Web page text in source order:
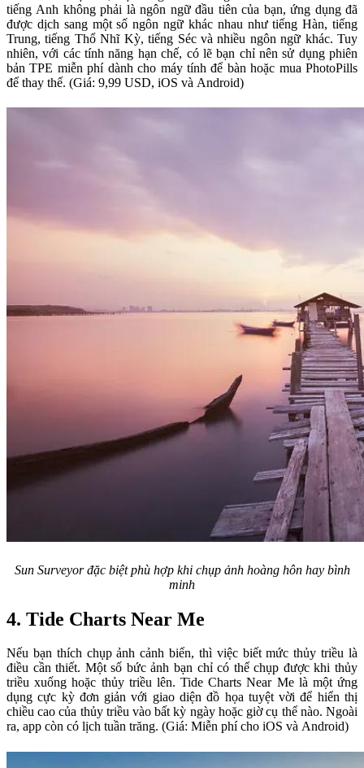
tiếng Anh không phải là ngôn ngữ đầu tiên của bạn, ứng dụng đã
được dịch sang một số ngôn ngữ khác nhau như tiếng Hàn, tiếng
Trung, tiếng Thổ Nhĩ Kỳ, tiếng Séc và nhiều ngôn ngữ khác. Tuy
nhiên, với các tính năng hạn chế, có lẽ bạn chỉ nên sử dụng phiên
bản TPE miễn phí dành cho máy tính để bàn hoặc mua PhotoPills
để thay thế. (Giá: 9,99 USD, iOS và Android)
Sun Surveyor đặc biệt phù hợp khi chụp ảnh hoàng hôn hay bình
minh
4. Tide Charts Near Me
Nếu bạn thích chụp ảnh cảnh biển, thì việc biết mức thủy triều là
điều cần thiết. Một số bức ảnh bạn chỉ có thể chụp được khi thủy
triều xuống hoặc thủy triều lên. Tide Charts Near Me là một ứng
dụng cực kỳ đơn giản với giao diện đồ họa tuyệt vời để hiển thị
chiều cao của thủy triều vào bất kỳ ngày hoặc giờ cụ thể nào. Ngoài
ra, app còn có lịch tuần trăng. (Giá: Miễn phí cho iOS và Android)